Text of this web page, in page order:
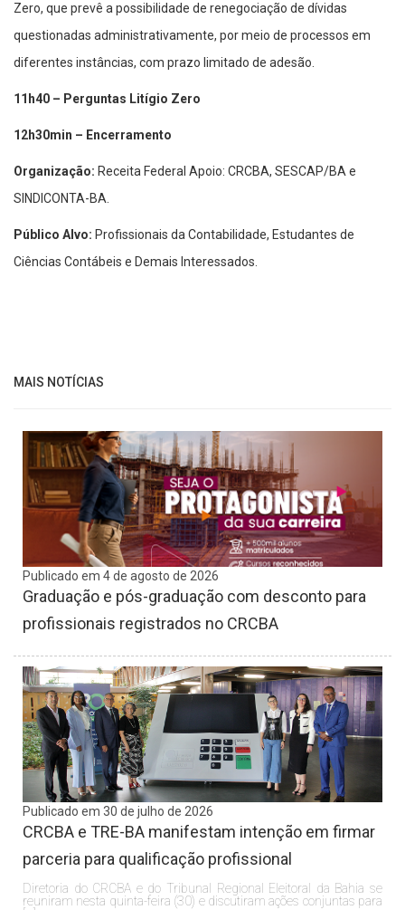
Zero, que prevê a possibilidade de renegociação de dívidas
questionadas administrativamente, por meio de processos em
diferentes instâncias, com prazo limitado de adesão.
11h40 – Perguntas Litígio Zero
12h30min – Encerramento
Organização: Receita Federal Apoio: CRCBA, SESCAP/BA e
SINDICONTA-BA.
Público Alvo: Profissionais da Contabilidade, Estudantes de
Ciências Contábeis e Demais Interessados.
MAIS NOTÍCIAS
Publicado em 4 de agosto de 2026
Graduação e pós-graduação com desconto para
profissionais registrados no CRCBA
Publicado em 30 de julho de 2026
CRCBA e TRE-BA manifestam intenção em firmar
parceria para qualificação profissional
Diretoria do CRCBA e do Tribunal Regional Eleitoral da Bahia se
reuniram nesta quinta-feira (30) e discutiram ações conjuntas para